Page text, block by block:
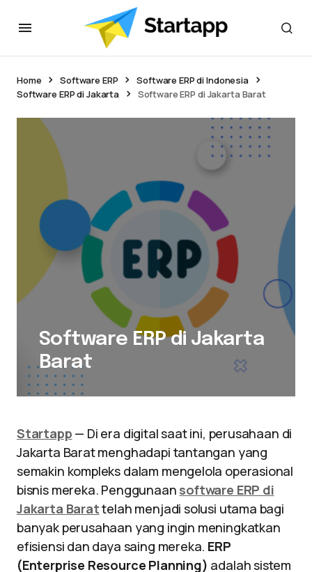
Home Software ERP
Software ERP di Indonesia
Software ERP di Jakarta
Software ERP di Jakarta Barat
Software ERP di Jakarta
Barat
Startapp — Di era digital saat ini, perusahaan di
Jakarta Barat menghadapi tantangan yang
semakin kompleks dalam mengelola operasional
bisnis mereka. Penggunaan software ERP di
Jakarta Barattelah menjadi solusi utama bagi
banyak perusahaan yang ingin meningkatkan
efisiensi dan daya saing mereka. ERP
(Enterprise Resource Planning) adalah sistem